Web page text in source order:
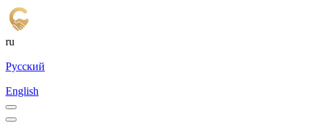
ru
Русский
English